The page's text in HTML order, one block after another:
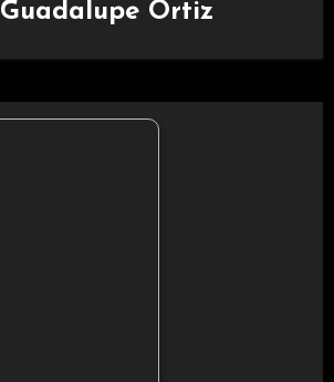
Guadalupe Ortiz